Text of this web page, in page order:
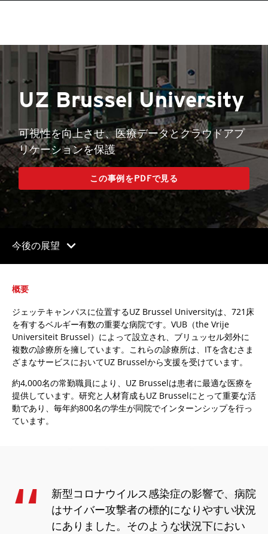
UZ Brussel University
可視性を向上させ、医療データとクラウドアプ
リケーションを保護
この事例をPDFで見る
今後の展望 chevron_right
概要
ジェッテキャンパスに位置するUZ Brussel Universityは、721床
を有するベルギー有数の重要な病院です。VUB（the Vrije
Universiteit Brussel）によって設立され、ブリュッセル郊外に
複数の診療所を擁しています。これらの診療所は、ITを含むさま
ざまなサービスにおいてUZ Brusselから支援を受けています。
約4,000名の常勤職員により、UZ Brusselは患者に最適な医療を
提供しています。研究と人材育成もUZ Brusselにとって重要な活
動であり、毎年約800名の学生が同院でインターンシップを行っ
ています。
新型コロナウイルス感染症の影響で、病院
はサイバー攻撃者の標的になりやすい状況
にありました。そのような状況下におい